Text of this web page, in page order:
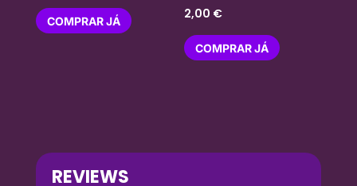
COMPRAR JÁ 2,00 €
COMPRAR JÁ
REVIEWS